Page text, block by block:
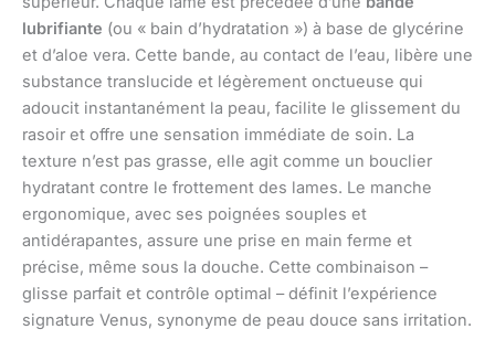
lubrifiante (ou « bain d’hydratation ») à base de glycérine
et d’aloe vera. Cette bande, au contact de l’eau, libère une
substance translucide et légèrement onctueuse qui
adoucit instantanément la peau, facilite le glissement du
rasoir et offre une sensation immédiate de soin. La
texture n’est pas grasse, elle agit comme un bouclier
hydratant contre le frottement des lames. Le manche
ergonomique, avec ses poignées souples et
antidérapantes, assure une prise en main ferme et
précise, même sous la douche. Cette combinaison –
glisse parfait et contrôle optimal – définit l’expérience
signature Venus, synonyme de peau douce sans irritation.